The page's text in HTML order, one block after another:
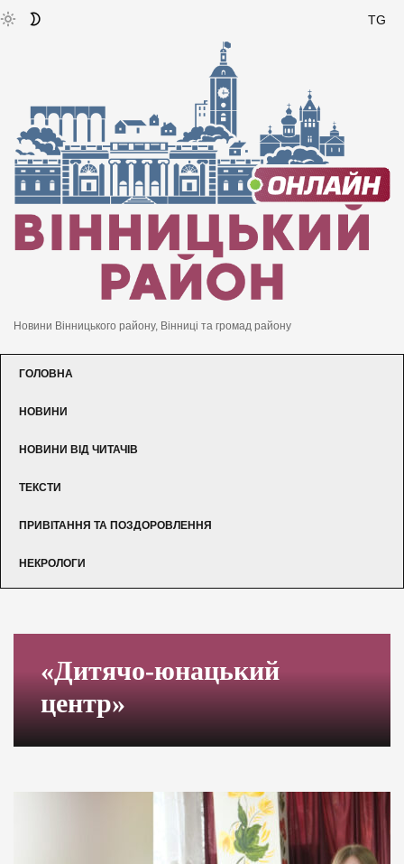
TG
Новини Вінницького району, Вінниці та громад району
ГОЛОВНА
НОВИНИ
НОВИНИ ВІД ЧИТАЧІВ
ТЕКСТИ
ПРИВІТАННЯ ТА ПОЗДОРОВЛЕННЯ
НЕКРОЛОГИ
«Дитячо-юнацький
центр»